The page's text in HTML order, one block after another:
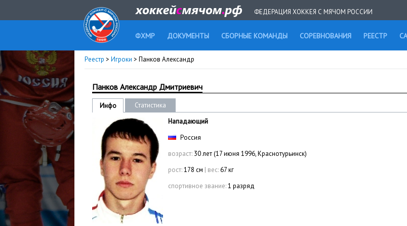
ФЕДЕРАЦИЯ ХОККЕЯ С МЯЧОМ РОССИИ
ФХМР ДОКУМЕНТЫ СБОРНЫЕ КОМАНДЫ СОРЕВНОВАНИЯ РЕЕСТР
Реестр > Игроки > Панков Александр
Панков Александр Дмитриевич
Инфо
Статистика
Нападающий
Россия
возраст: 30 лет (17 июня 1996, Краснотурьинск)
рост:178 см | вес:67 кг
спортивное звание:1 разряд